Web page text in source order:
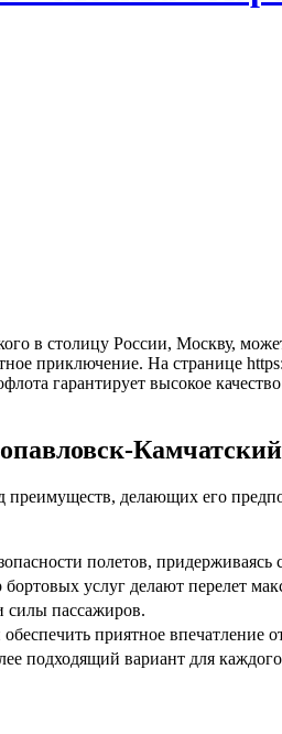
приключение. На странице
гарантирует высокое
преимуществ, делающих его
полетов,
услуг делают перелет
силы пассажиров.
приятное впечатление
подходящий вариант для